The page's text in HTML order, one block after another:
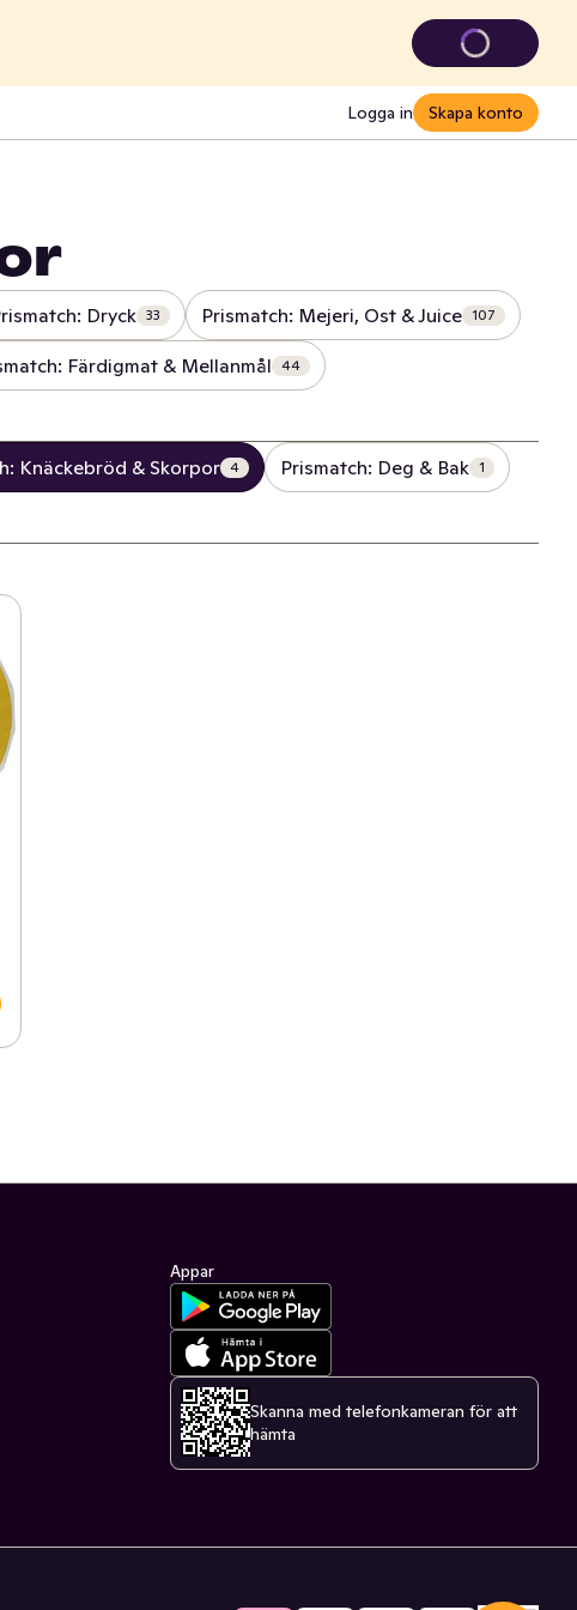
Logga in Skapa konto
Dryck 33 Prismatch: Mejeri, Ost & Juice 107
Färdigmat & Mellanmål 44
Knäckebröd & Skorpor 4 Prismatch: Deg & Bak 1
Appar
Skanna med telefonkameran för att
hämta